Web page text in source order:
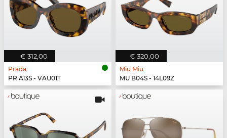
€ 312,00
Prada
PR A13S - VAU01T
€ 320,00
Miu Miu
MU B04S - 14L09Z